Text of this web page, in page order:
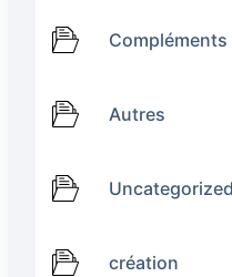
Autres
Uncategorized
création